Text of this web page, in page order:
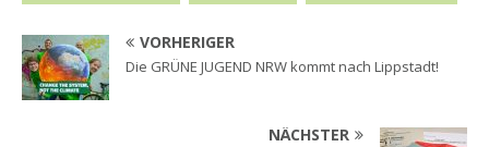
VORHERIGER
Die GRÜNE JUGEND NRW kommt nach Lippstadt!
NÄCHSTER